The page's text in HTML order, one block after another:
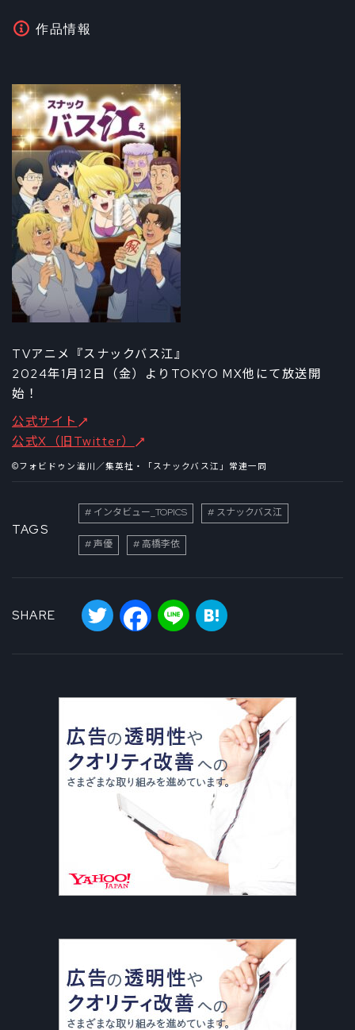
作品情報
TVアニメ『スナックバス江』
2024年1月12日（金）よりTOKYO MX他にて放送開
始！
公式サイト
公式X（旧Twitter）
©フォビドゥン澁川／集英社・「スナックバス江」常連一同
TAGS
インタビュー_TOPICS スナックバス江
声優 高橋李依
SHARE
Twitter Facebook
Line